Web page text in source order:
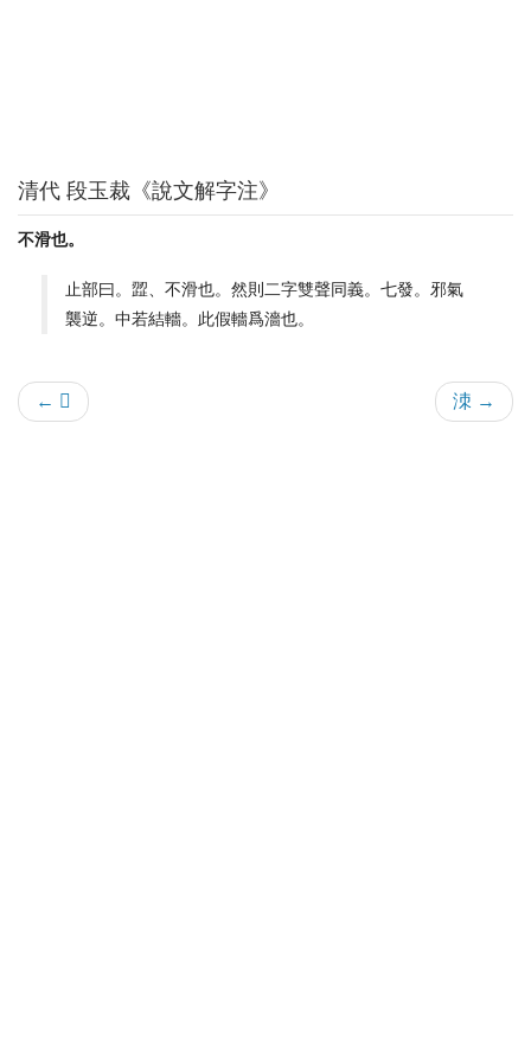
清代 段玉裁《說文解字注》
不滑也。
止部曰。歰、不滑也。然則二字雙聲同義。七發。邪氣
襲逆。中若結轖。此假轖爲濇也。
← 𢥛 洓 →